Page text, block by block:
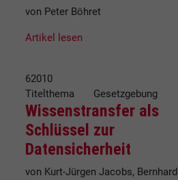
von Peter Böhret
Artikel lesen
62010
Titelthema Gesetzgebung
Wissenstransfer als
Schlüssel zur
Datensicherheit
von Kurt-Jürgen Jacobs, Bernhard